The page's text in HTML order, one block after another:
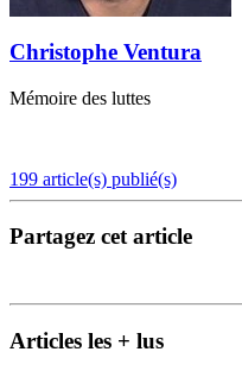
Christophe Ventura
Mémoire des luttes
199 article(s) publié(s)
Partagez cet article
Articles les + lus